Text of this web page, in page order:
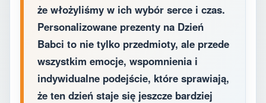
że włożyliśmy w ich wybór serce i czas.
Personalizowane prezenty na Dzień
Babci to nie tylko przedmioty, ale przede
wszystkim emocje, wspomnienia i
indywidualne podejście, które sprawiają,
że ten dzień staje się jeszcze bardziej